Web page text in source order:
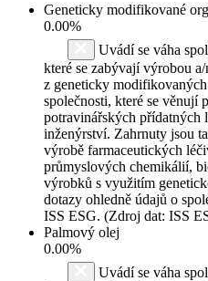
Geneticky modifikované
0.00%
Uvádí se váha
které se zabývají výrobou
z geneticky
společnosti, které se věnují
potravinářských přídatných
inženýrství. Zahrnuty jsou
výrobě farmaceutických
průmyslových chemikálií,
výrobků s využitím
dotazy ohledně údajů o
ISS ESG. (Zdroj dat: ISS
Palmový olej
0.00%
Uvádí se váha